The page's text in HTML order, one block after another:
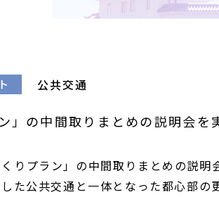
公共交通
」の中間取りまとめの説明会を
りプラン」の中間取りまとめの説明
た公共交通と一体となった都心部の